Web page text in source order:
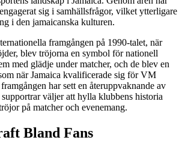
sig i samhällsfrågor, vilket ytterligare
i den jamaicanska kulturen.
framgången på 1990-talet, när
blev tröjorna en symbol för nationell
med glädje under matcher, och de blev en
när Jamaica kvalificerade sig för VM
har sett en återuppvaknande av
väljer att hylla klubbens historia
på matcher och evenemang.
Bland Fans